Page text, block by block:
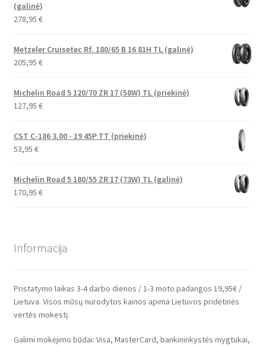
(galinė)
278,95 €
Metzeler Cruisetec Rf. 180/65 B 16 81H TL (galinė)
205,95 €
Michelin Road 5 120/70 ZR 17 (58W) TL (priekinė)
127,95 €
CST C-186 3.00 - 19 45P TT (priekinė)
53,95 €
Michelin Road 5 180/55 ZR 17 (73W) TL (galinė)
170,95 €
Informacija
Pristatymo laikas 3-4 darbo dienos / 1-3 moto padangos 19,95€ /
Lietuva. Visos mūsų nurodytos kainos apima Lietuvos pridėtinės
vertės mokestį.
Galimi mokėjimo būdai: Visa, MasterCard, bankininkystės mygtukai,